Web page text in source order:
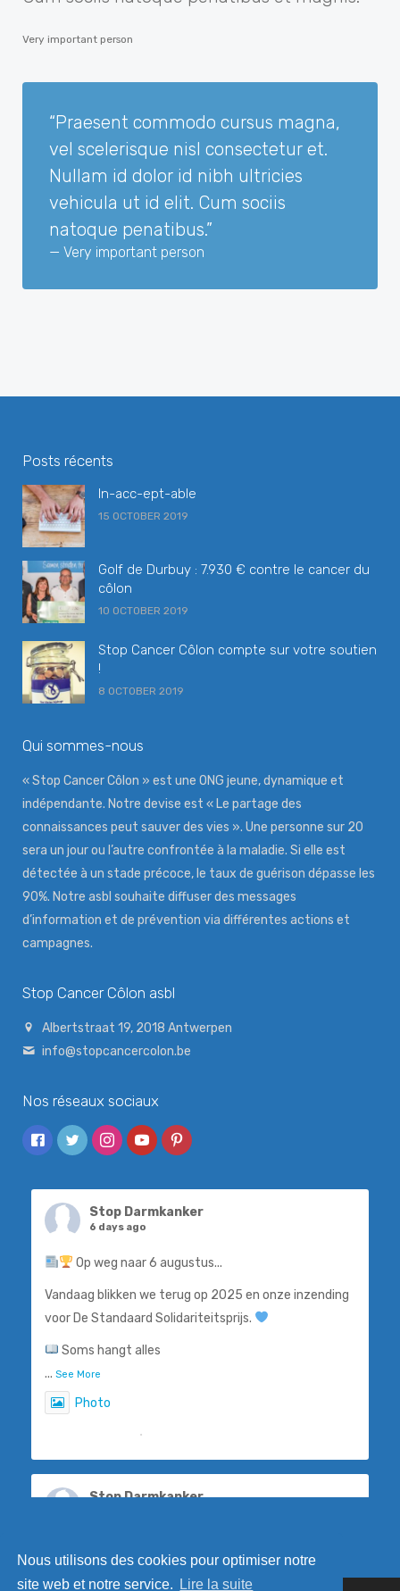
Nous utilisons des cookies pour optimiser notre
site web et notre service.
Lire la suite
Very important person
“Praesent commodo cursus magna,
vel scelerisque nisl consectetur et.
Nullam id dolor id nibh ultricies
vehicula ut id elit. Cum sociis
natoque penatibus.”
Very important person
Posts récents
In-acc-ept-able
15 OCTOBER 2019
Golf de Durbuy : 7.930 € contre le cancer du
côlon
10 OCTOBER 2019
Stop Cancer Côlon compte sur votre soutien
!
8 OCTOBER 2019
Qui sommes-nous
« Stop Cancer Côlon » est une ONG jeune, dynamique et
indépendante. Notre devise est « Le partage des
connaissances peut sauver des vies ». Une personne sur 20
sera un jour ou l’autre confrontée à la maladie. Si elle est
détectée à un stade précoce, le taux de guérison dépasse les
90%. Notre asbl souhaite diffuser des messages
d’information et de prévention via différentes actions et
campagnes.
Stop Cancer Côlon asbl
Albertstraat 19, 2018 Antwerpen
info@stopcancercolon.be
Nos réseaux sociaux
Stop Darmkanker
6 days ago
Op weg naar 6 augustus...
Vandaag blikken we terug op 2025 en onze inzending
voor De Standaard Solidariteitsprijs.
Soms hangt alles
... See More
Photo
·
Stop Darmkanker
geen ander hoe belangrijk vroegtijdige opsporing is.